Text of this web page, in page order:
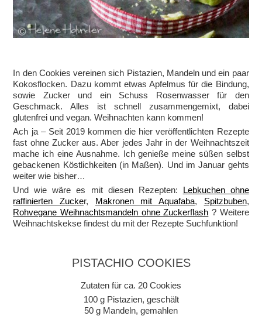
In den Cookies vereinen sich Pistazien, Mandeln und ein paar
Kokosflocken. Dazu kommt etwas Apfelmus für die Bindung,
sowie Zucker und ein Schuss Rosenwasser für den
Geschmack. Alles ist schnell zusammengemixt, dabei
glutenfrei und vegan. Weihnachten kann kommen!
Ach ja – Seit 2019 kommen die hier veröffentlichten Rezepte
fast ohne Zucker aus. Aber jedes Jahr in der Weihnachtszeit
mache ich eine Ausnahme. Ich genieße meine süßen selbst
gebackenen Köstlichkeiten (in Maßen). Und im Januar gehts
weiter wie bisher…
Und wie wäre es mit diesen Rezepten: Lebkuchen ohne
raffinierten Zucker, Makronen mit Aquafaba, Spitzbuben,
Rohvegane Weihnachtsmandeln ohne Zuckerflash ? Weitere
Weihnachtskekse findest du mit der Rezepte Suchfunktion!
PISTACHIO COOKIES
Zutaten für ca. 20 Cookies
100 g Pistazien, geschält
50 g Mandeln, gemahlen